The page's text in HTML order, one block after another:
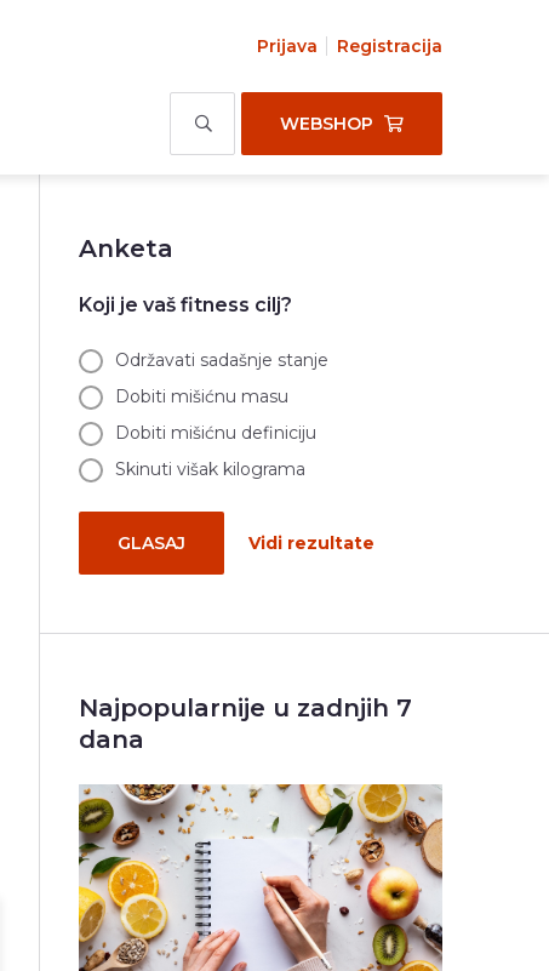
Prijava Registracija
WEBSHOP
Anketa
Koji je vaš fitness cilj?
Održavati sadašnje stanje
Dobiti mišićnu masu
Dobiti mišićnu definiciju
Skinuti višak kilograma
GLASAJ Vidi rezultate
Najpopularnije u zadnjih 7
dana